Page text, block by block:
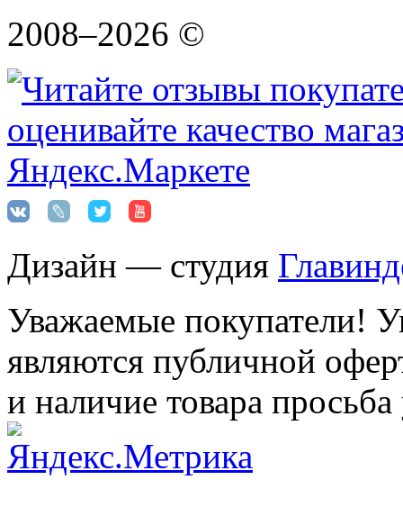
2008–2026 ©
Дизайн — студия
Уважаемые покупатели!
являются публичной
и наличие товара